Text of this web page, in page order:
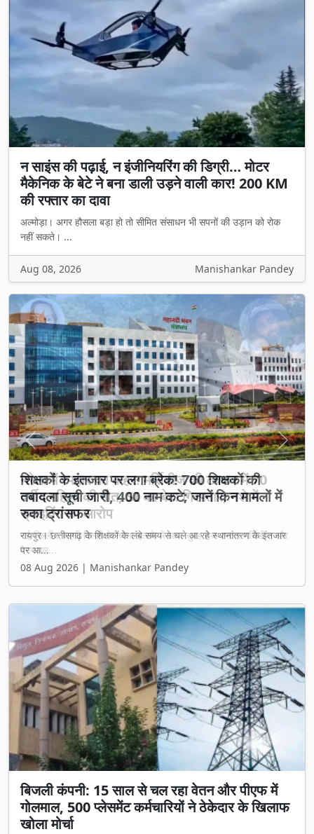
न साइंस की पढ़ाई, न इंजीनियरिंग की डिग्री… मोटर
मैकेनिक के बेटे ने बना डाली उड़ने वाली कार! 200 KM
की रफ्तार का दावा
अल्मोड़ा। अगर हौसला बड़ा हो तो सीमित संसाधन भी सपनों की उड़ान को रोक
नहीं सकते। ...
Aug 08, 2026 Manishankar Pandey
शिक्षकों के इंतजार पर लगा ब्रेक! 700 शिक्षकों की
तबादला सूची जारी, 400 नाम कटे; जानें किन मामलों में
रुका ट्रांसफर
रायपुर। छत्तीसगढ़ के शिक्षकों के लंबे समय से चले आ रहे स्थानांतरण के इंतजार
पर आ...
08 Aug 2026 | Manishankar Pandey
Previous Next
बिजली कंपनी: 15 साल से चल रहा वेतन और पीएफ में
गोलमाल, 500 प्लेसमेंट कर्मचारियों ने ठेकेदार के खिलाफ
खोला मोर्चा